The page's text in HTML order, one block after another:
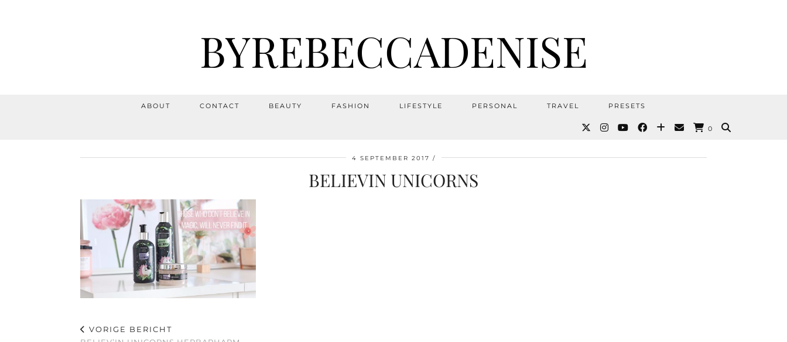
BYREBECCADENISE
ABOUT CONTACT BEAUTY FASHION LIFESTYLE PERSONAL TRAVEL PRESETS
0
4 SEPTEMBER 2017
BELIEVIN UNICORNS
VORIGE BERICHT